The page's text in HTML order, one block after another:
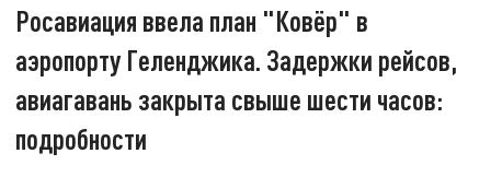
Росавиация ввела план "Ковёр" в
аэропорту Геленджика. Задержки рейсов,
авиагавань закрыта свыше шести часов:
подробности